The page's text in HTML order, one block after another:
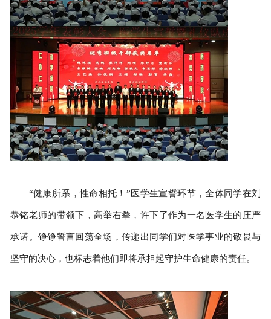
“健康所系，性命相托！”医学生宣誓环节，全体同学在刘
恭铭老师的带领下，高举右拳，许下了作为一名医学生的庄严
承诺。铮铮誓言回荡全场，传递出同学们对医学事业的敬畏与
坚守的决心，也标志着他们即将承担起守护生命健康的责任。